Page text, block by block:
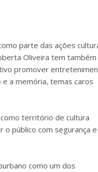
parte das ações
Oliveira tem também
promover
a memória, temas caros
território de cultura
o público com segurança e
como um dos